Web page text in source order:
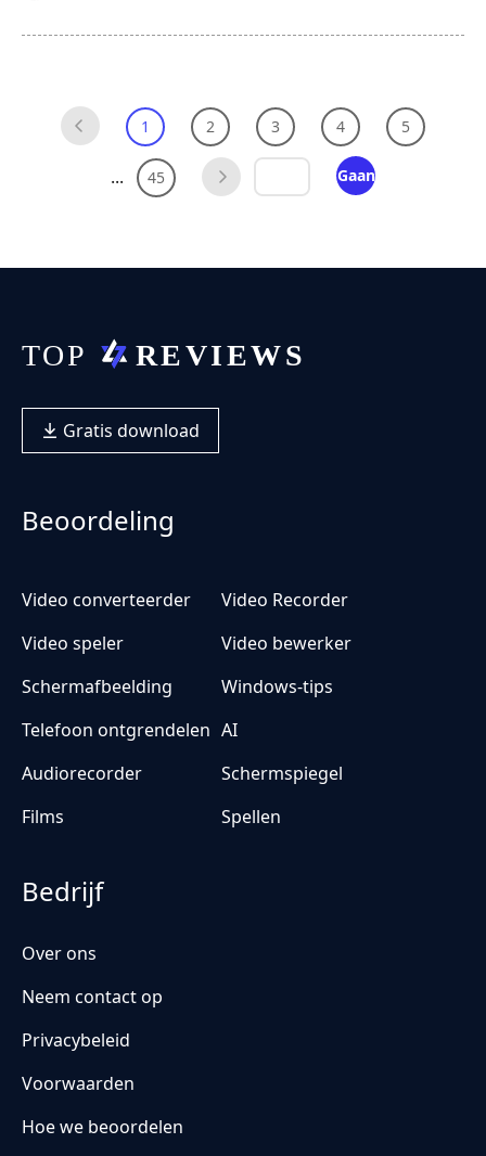
1 2 3 4 5
... 45 Gaan
Gratis download
Beoordeling
Video converteerder
Video Recorder
Video speler
Video bewerker
Schermafbeelding
Windows-tips
Telefoon ontgrendelen AI
Audiorecorder
Schermspiegel
Films
Spellen
Bedrijf
Over ons
Neem contact op
Privacybeleid
Voorwaarden
Hoe we beoordelen